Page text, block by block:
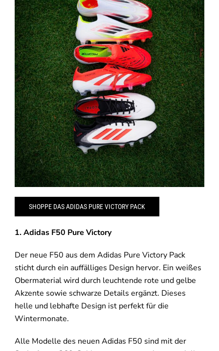
SHOPPE DAS ADIDAS PURE VICTORY PACK
1. Adidas F50 Pure Victory
Der neue F50 aus dem Adidas Pure Victory Pack
sticht durch ein auffälliges Design hervor. Ein weißes
Obermaterial wird durch leuchtende rote und gelbe
Akzente sowie schwarze Details ergänzt. Dieses
helle und lebhafte Design ist perfekt für die
Wintermonate.
Alle Modelle des neuen Adidas F50 sind mit der